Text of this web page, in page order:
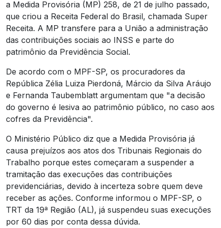
a Medida Provisória (MP) 258, de 21 de julho passado,
que criou a Receita Federal do Brasil, chamada Super
Receita. A MP transfere para a União a administração
das contribuições sociais ao INSS e parte do
patrimônio da Previdência Social.
De acordo com o MPF-SP, os procuradores da
República Zélia Luiza Pierdoná, Márcio da Silva Aráujo
e Fernanda Taubemblatt argumentam que "a decisão
do governo é lesiva ao patrimônio público, no caso aos
cofres da Previdência".
O Ministério Público diz que a Medida Provisória já
causa prejuízos aos atos dos Tribunais Regionais do
Trabalho porque estes começaram a suspender a
tramitação das execuções das contribuições
previdenciárias, devido à incerteza sobre quem deve
receber as ações. Conforme informou o MPF-SP, o
TRT da 19ª Região (AL), já suspendeu suas execuções
por 60 dias por conta dessa dúvida.